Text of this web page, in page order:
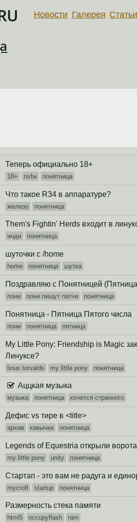
Новости Галерея Статьи
Теперь официально 18+
18+ nsfw понятница
Что такое R34 в аппаратуре?
железо понятница
Them's Fightin' Herds входит в
инди понятница
шуточки с /home
home понятница шутка
Поздравляю с Понятницей
пони пони пишут патчи понятница
Понятница - Пятница Пятого числа
пони понятница пятница
My Little Pony: Friendship is Magic
Линуксе?
linus torvalds my little pony понятница
Аццкая музыка
музыка понятница хочется странного
Дефис vs тире в <title>
архив кавычки понятница
Legends of Equestria открыли
my little pony unity понятница
Стартап - это вам не радуга и
mycroft startup понятница
Размерность стека памяти
html5 occupyflash ram